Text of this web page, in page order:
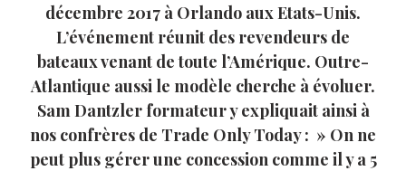
décembre 2017 à Orlando aux Etats-Unis.
L’événement réunit des revendeurs de
bateaux venant de toute l’Amérique. Outre-
Atlantique aussi le modèle cherche à évoluer.
Sam Dantzler formateur y expliquait ainsi à
nos confrères de Trade Only Today : » On ne
peut plus gérer une concession comme il y a 5